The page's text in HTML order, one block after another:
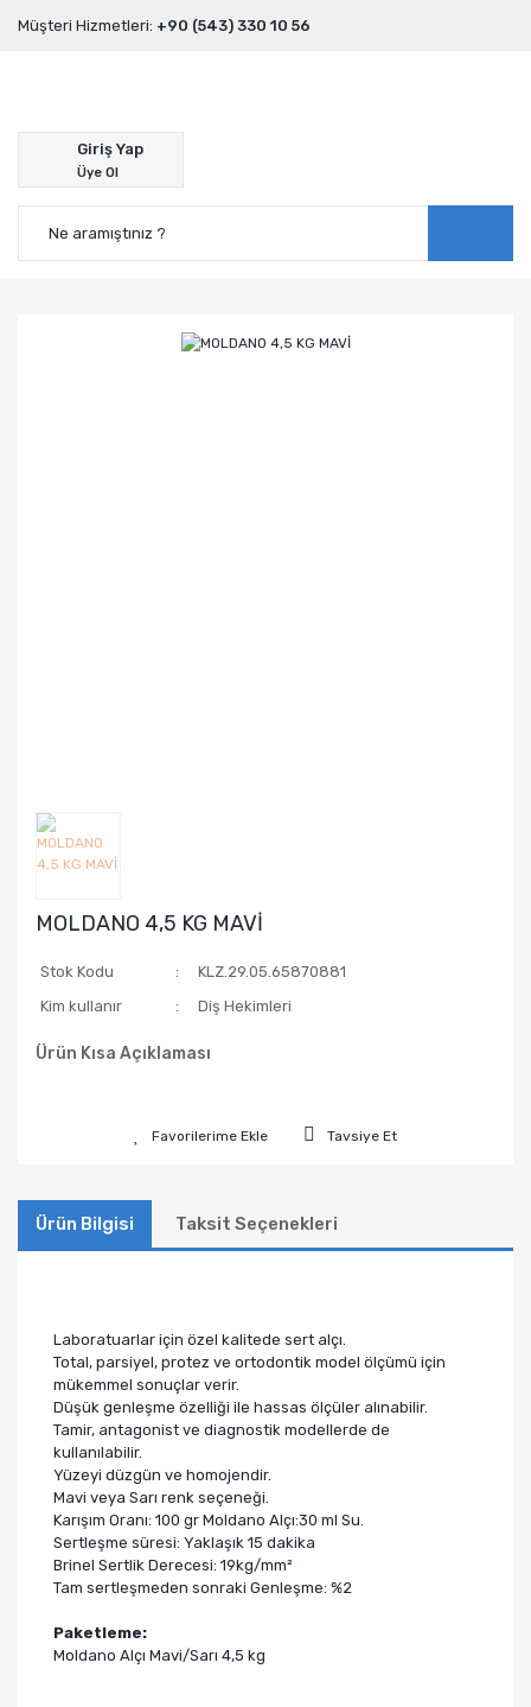
Müşteri Hizmetleri: +90 (543) 330 10 56
Giriş Yap
Üye Ol
MOLDANO 4,5 KG MAVİ
Stok Kodu
KLZ.29.05.65870881
Kim kullanır
Diş Hekimleri
Ürün Kısa Açıklaması
Tavsiye Et
Ürün Bilgisi Taksit Seçenekleri
Laboratuarlar için özel kalitede sert alçı.
Total, parsiyel, protez ve ortodontik model ölçümü için
mükemmel sonuçlar verir.
Düşük genleşme özelliği ile hassas ölçüler alınabilir.
Tamir, antagonist ve diagnostik modellerde de
kullanılabilir.
Yüzeyi düzgün ve homojendir.
Mavi veya Sarı renk seçeneği.
Karışım Oranı: 100 gr Moldano Alçı:30 ml Su.
Sertleşme süresi: Yaklaşık 15 dakika
Brinel Sertlik Derecesi: 19kg/mm²
Tam sertleşmeden sonraki Genleşme: %2
Paketleme:
Moldano Alçı Mavi/Sarı 4,5 kg